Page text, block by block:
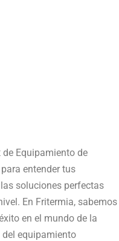
Equipamiento de
entender tus
soluciones perfectas
En Fritermia, sabemos
en el mundo de la
equipamiento